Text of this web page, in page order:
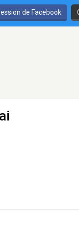
de Facebook